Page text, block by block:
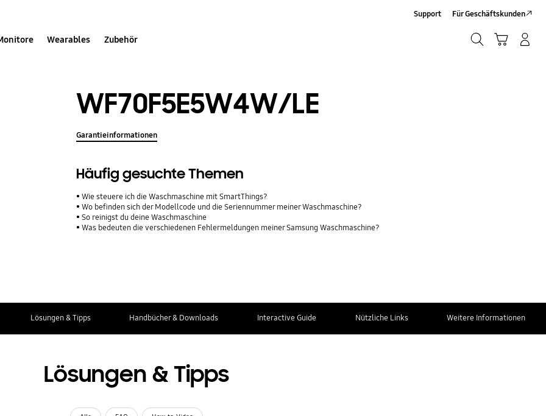
Wearables Zubehör
Support Für Geschäftskunden
WF70F5E5W4W/LE
Garantieinformationen
Häufig gesuchte Themen
Wie steuere ich die Waschmaschine mit SmartThings?
Wo befinden sich der Modellcode und die Seriennummer meiner Waschmaschine?
So reinigst du deine Waschmaschine
Was bedeuten die verschiedenen Fehlermeldungen meiner Samsung Waschmaschine?
Lösungen & Tipps Handbücher & Downloads Interactive Guide Nützliche Links Weitere Informationen
Lösungen & Tipps